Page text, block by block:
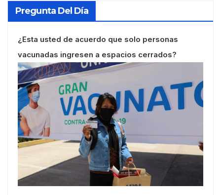
Pregunta Del Día
¿Esta usted de acuerdo que solo personas
vacunadas ingresen a espacios cerrados?